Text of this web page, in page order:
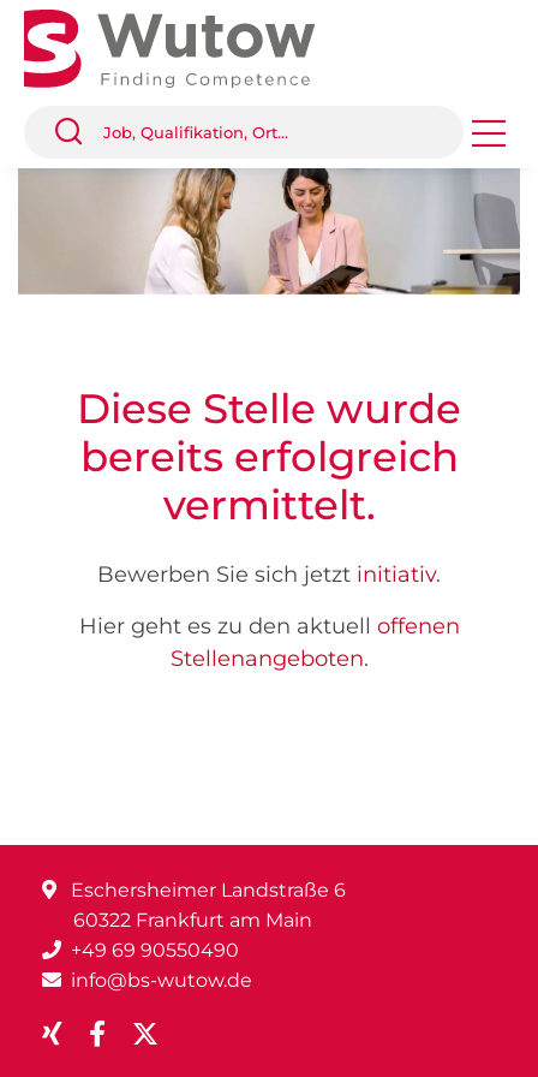
Diese Stelle wurde
bereits erfolgreich
vermittelt.
Bewerben Sie sich jetzt initiativ.
Hier geht es zu den aktuell offenen
Stellenangeboten.
Eschersheimer Landstraße 6
60322 Frankfurt am Main
+49 69 90550490
info@bs-wutow.de